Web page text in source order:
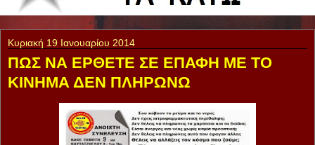
Κυριακή 19 Ιανουαρίου 2014
ΠΩΣ ΝΑ ΕΡΘΕΤΕ ΣΕ ΕΠΑΦΗ ΜΕ ΤΟ
ΚΙΝΗΜΑ ΔΕΝ ΠΛΗΡΩΝΩ